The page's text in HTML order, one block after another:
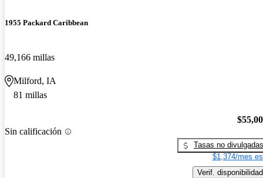
1955 Packard Caribbean
49,166 millas
Milford, IA
81 millas
Sin calificación
Tasas no divulgadas
$1,374/mes
Verif. disponibilidad